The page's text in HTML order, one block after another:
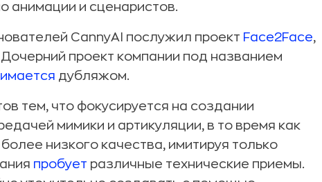
анимации и сценаристов.
CannyAI послужил проект Face2Face,
проект компании под названием
дубляжом.
тем, что фокусируется на создании
мимики и артикуляции, в то время как
низкого качества, имитируя только
пробует различные технические приемы.